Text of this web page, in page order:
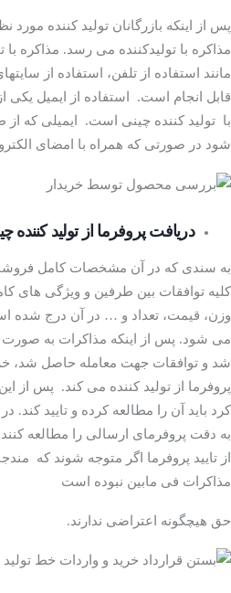
پس از اینکه بازرگانان تولید کننده مورد
مذاکره با تولیدکننده می رسد. مذاکره با
قابل انجام است. استفاده از ایمیل یکی
با تولید کننده چینی است. ایمیلی که
شود در صورتی که همراه با امضای
دریافت پروفرما از تولید کننده
به سندی که در آن مشخصات کامل
کلیه توافقات بین طرفین و ویژگی های
وزن، قیمت، تعداد و … در آن درج شده
می شود. پس از اینکه مذاکرات به صورت
شد و توافقات جهت معامله حاصل شد،
پروفرما از تولید کننده می کند. پس از
کرد باید آن را مطالعه کرده و تایید کند. در
به دقت پروفرمای ارسالی را مطالعه
از تایید پروفرما اگر متوجه شوند که
مذاکرات فی مابین نبوده است
حق هیچگونه اعتراضی ندارند.